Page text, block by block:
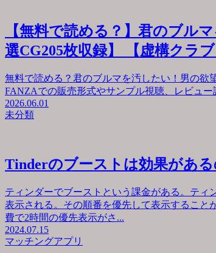
【無料で読める？】君のブル
選CG205枚収録】 【虚構クラブ
無料で読める？君のブルマを汚したい！男の欲
FANZAでの販売形式やサンプル視聴、レビュー
2026.06.01
未分類
Tinderのブーストは効果がある
ティンダーでブーストという課金がある。テ
表示される。その順番を優先して表示すること
費で2時間の優先表示がさ...
2024.07.15
マッチングアプリ